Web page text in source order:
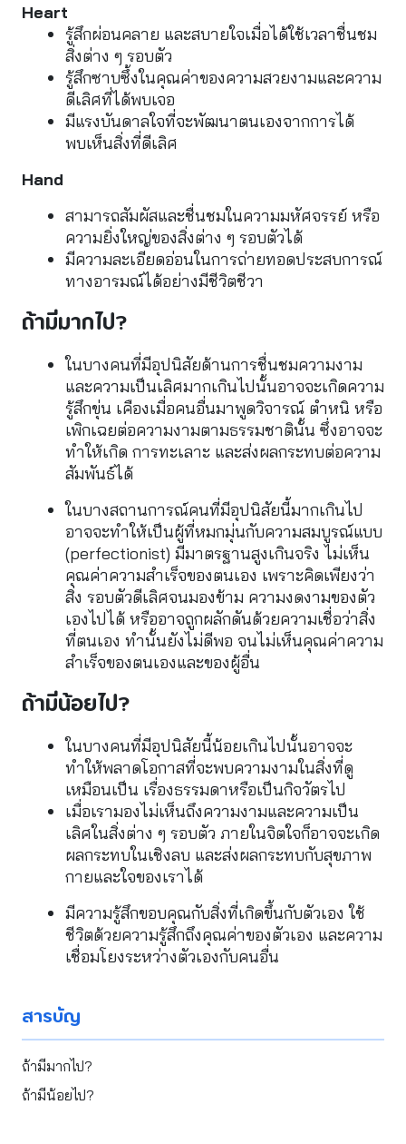
Heart
รู้สึกผ่อนคลาย และสบายใจเมื่อได้ใช้เวลาชื่นชม
สิ่งต่าง ๆ รอบตัว
รู้สึกซาบซึ้งในคุณค่าของความสวยงามและความ
ดีเลิศที่ได้พบเจอ
มีแรงบันดาลใจที่จะพัฒนาตนเองจากการได้
พบเห็นสิ่งที่ดีเลิศ
Hand
สามารถสัมผัสและชื่นชมในความมหัศจรรย์ หรือ
ความยิ่งใหญ่ของสิ่งต่าง ๆ รอบตัวได้
มีความละเอียดอ่อนในการถ่ายทอดประสบการณ์
ทางอารมณ์ได้อย่างมีชีวิตชีวา
ถ้ามีมากไป?
ในบางคนที่มีอุปนิสัยด้านการชื่นชมความงาม
และความเป็นเลิศมากเกินไปนั้นอาจจะเกิดความ
รู้สึกขุ่น เคืองเมื่อคนอื่นมาพูดวิจารณ์ ตำหนิ หรือ
เพิกเฉยต่อความงามตามธรรมชาตินั้น ซึ่งอาจจะ
ทำให้เกิด การทะเลาะ และส่งผลกระทบต่อความ
สัมพันธ์ได้
ในบางสถานการณ์คนที่มีอุปนิสัยนี้มากเกินไป
อาจจะทำให้เป็นผู้ที่หมกมุ่นกับความสมบูรณ์แบบ
(perfectionist) มีมาตรฐานสูงเกินจริง ไม่เห็น
คุณค่าความสำเร็จของตนเอง เพราะคิดเพียงว่า
สิ่ง รอบตัวดีเลิศจนมองข้าม ความงดงามของตัว
เองไปได้ หรืออาจถูกผลักดันด้วยความเชื่อว่าสิ่ง
ที่ตนเอง ทำนั้นยังไม่ดีพอ จนไม่เห็นคุณค่าความ
สำเร็จของตนเองและของผู้อื่น
ถ้ามีน้อยไป?
ในบางคนที่มีอุปนิสัยนี้น้อยเกินไปนั้นอาจจะ
ทำให้พลาดโอกาสที่จะพบความงามในสิ่งที่ดู
เหมือนเป็น เรื่องธรรมดาหรือเป็นกิจวัตรไป
เมื่อเรามองไม่เห็นถึงความงามและความเป็น
เลิศในสิ่งต่าง ๆ รอบตัว ภายในจิตใจก็อาจจะเกิด
ผลกระทบในเชิงลบ และส่งผลกระทบกับสุขภาพ
กายและใจของเราได้
มีความรู้สึกขอบคุณกับสิ่งที่เกิดขึ้นกับตัวเอง ใช้
ชีวิตด้วยความรู้สึกถึงคุณค่าของตัวเอง และความ
เชื่อมโยงระหว่างตัวเองกับคนอื่น
สารบัญ
ถ้ามีมากไป?
ถ้ามีน้อยไป?